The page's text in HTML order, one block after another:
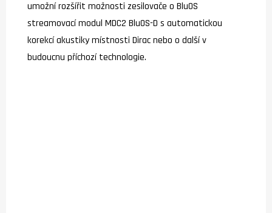
umožní rozšířit možnosti zesilovače o BluOS
streamovací modul MDC2 BluOS-D s automatickou
korekcí akustiky místnosti Dirac nebo o další v
budoucnu příchozí technologie.